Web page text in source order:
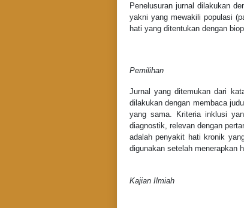
Penelusuran jurnal dilakukan
yakni yang mewakili populasi
hati yang ditentukan dengan
Pemilihan
Jurnal yang ditemukan dari
dilakukan dengan membaca
yang sama. Kriteria inklusi
diagnostik, relevan dengan
adalah penyakit hati kronik
digunakan setelah menerapkan
Kajian Ilmiah